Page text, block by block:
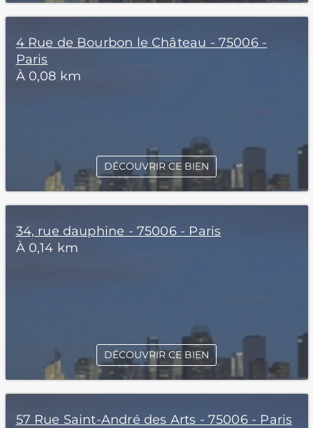
4 Rue de Bourbon le Château - 75006 -
Paris
À 0,08 km
DÉCOUVRIR CE BIEN
34, rue dauphine - 75006 - Paris
À 0,14 km
DÉCOUVRIR CE BIEN
57 Rue Saint-André des Arts - 75006 - Paris